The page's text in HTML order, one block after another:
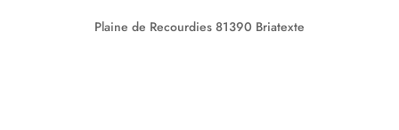
Plaine de Recourdies 81390 Briatexte